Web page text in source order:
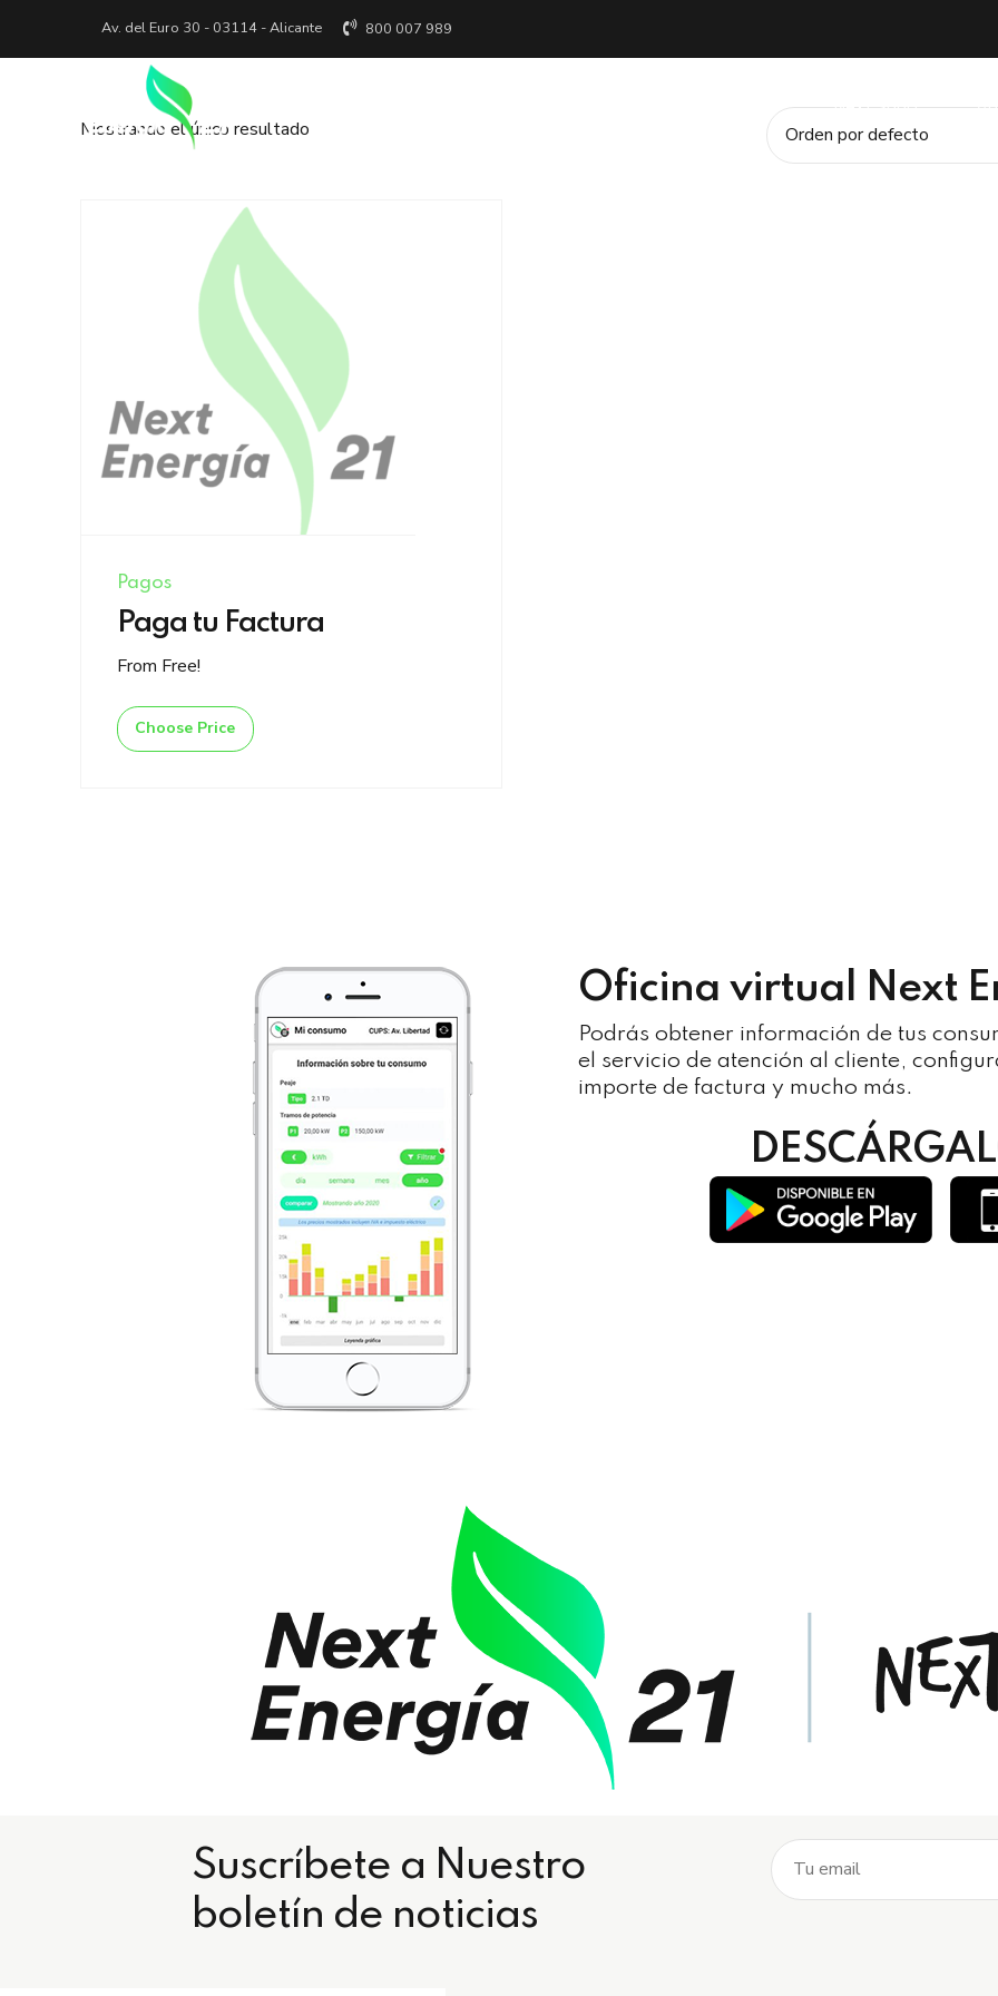
Av. del Euro 30 - 03114 - Alicante 800 007 989
Next Sport
Mostrando el único resultado Orden por defecto
Pagos
Paga tu Factura
From Free!
Choose Price
Oficina virtual Next
Podrás obtener información de tus
el servicio de atención al cliente,
importe de factura y mucho más.
Suscríbete a Nuestro
boletín de noticias